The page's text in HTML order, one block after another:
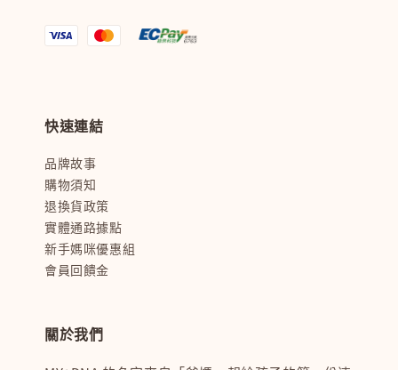
快速連結
品牌故事
購物須知
退換貨政策
實體通路據點
新手媽咪優惠組
會員回饋金
關於我們